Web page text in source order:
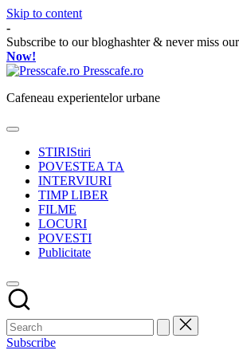
Skip to content
-
Subscribe to our bloghashter & never miss
Now!
Presscafe.ro
Cafeneau experientelor urbane
STIRIStiri
POVESTEA TA
INTERVIURI
TIMP LIBER
FILME
LOCURI
POVESTI
Publicitate
Subscribe